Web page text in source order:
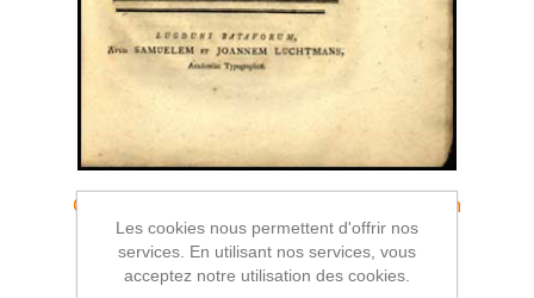
Carmen Seculare in natalem ducentesimum
academiae batavae quae est leidae
€50,00
Les cookies nous permettent d'offrir nos
services. En utilisant nos services, vous
acceptez notre utilisation des cookies.